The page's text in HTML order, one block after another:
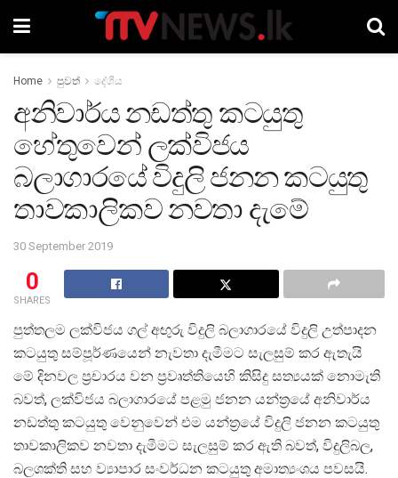
Home පුවත් දේශීය
අනිවාර්ය නඩත්තු කටයුතු
හේතුවෙන් ලක්විජය
බලාගාරයේ විදුලි ජනන කටයුතු
තාවකාලිකව නවතා දැමේ
30 September 2019
0
SHARES
පුත්තලම ලක්විජය ගල් අඟුරු විදුලි බලාගාරයේ විදුලි උත්පාදන
කටයුතු සම්පූර්ණයෙන් නැවතා දැමීමට සැලසුම් කර ඇතැයි
මේ දිනවල ප්‍රචාරය වන ප්‍රවෘත්තියෙහි කිසිදු සත්‍යයක් නොමැති
බවත්, ලක්විජය බලාගාරයේ පළමු ජනන යන්ත්‍රයේ අනිවාර්ය
නඩත්තු කටයුතු වෙනුවෙන් එම යන්ත්‍රයේ විදුලි ජනන කටයුතු
තාවකාලිකව නවතා දැමීමට සැලසුම් කර ඇති බවත්, විදුලිබල,
බලශක්ති සහ ව්‍යාපාර සංවර්ධන කටයුතු අමාත්‍යංශය පවසයි.